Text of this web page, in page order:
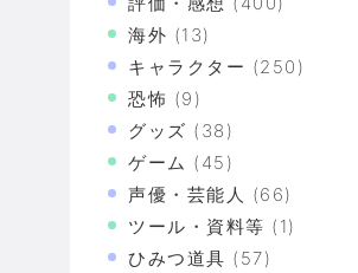
海外 (13)
キャラクター (250)
恐怖 (9)
グッズ (38)
ゲーム (45)
声優・芸能人 (66)
ツール・資料等 (1)
ひみつ道具 (57)